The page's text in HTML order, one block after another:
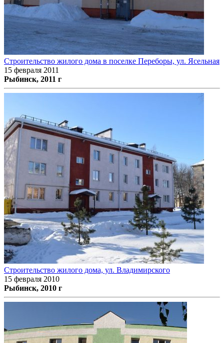
Строительство жилого дома в поселке Переборы, ул. Ясельная
15 февраля 2011
Рыбинск, 2011 г
Строительство жилого дома, ул. Владимирского
15 февраля 2010
Рыбинск, 2010 г